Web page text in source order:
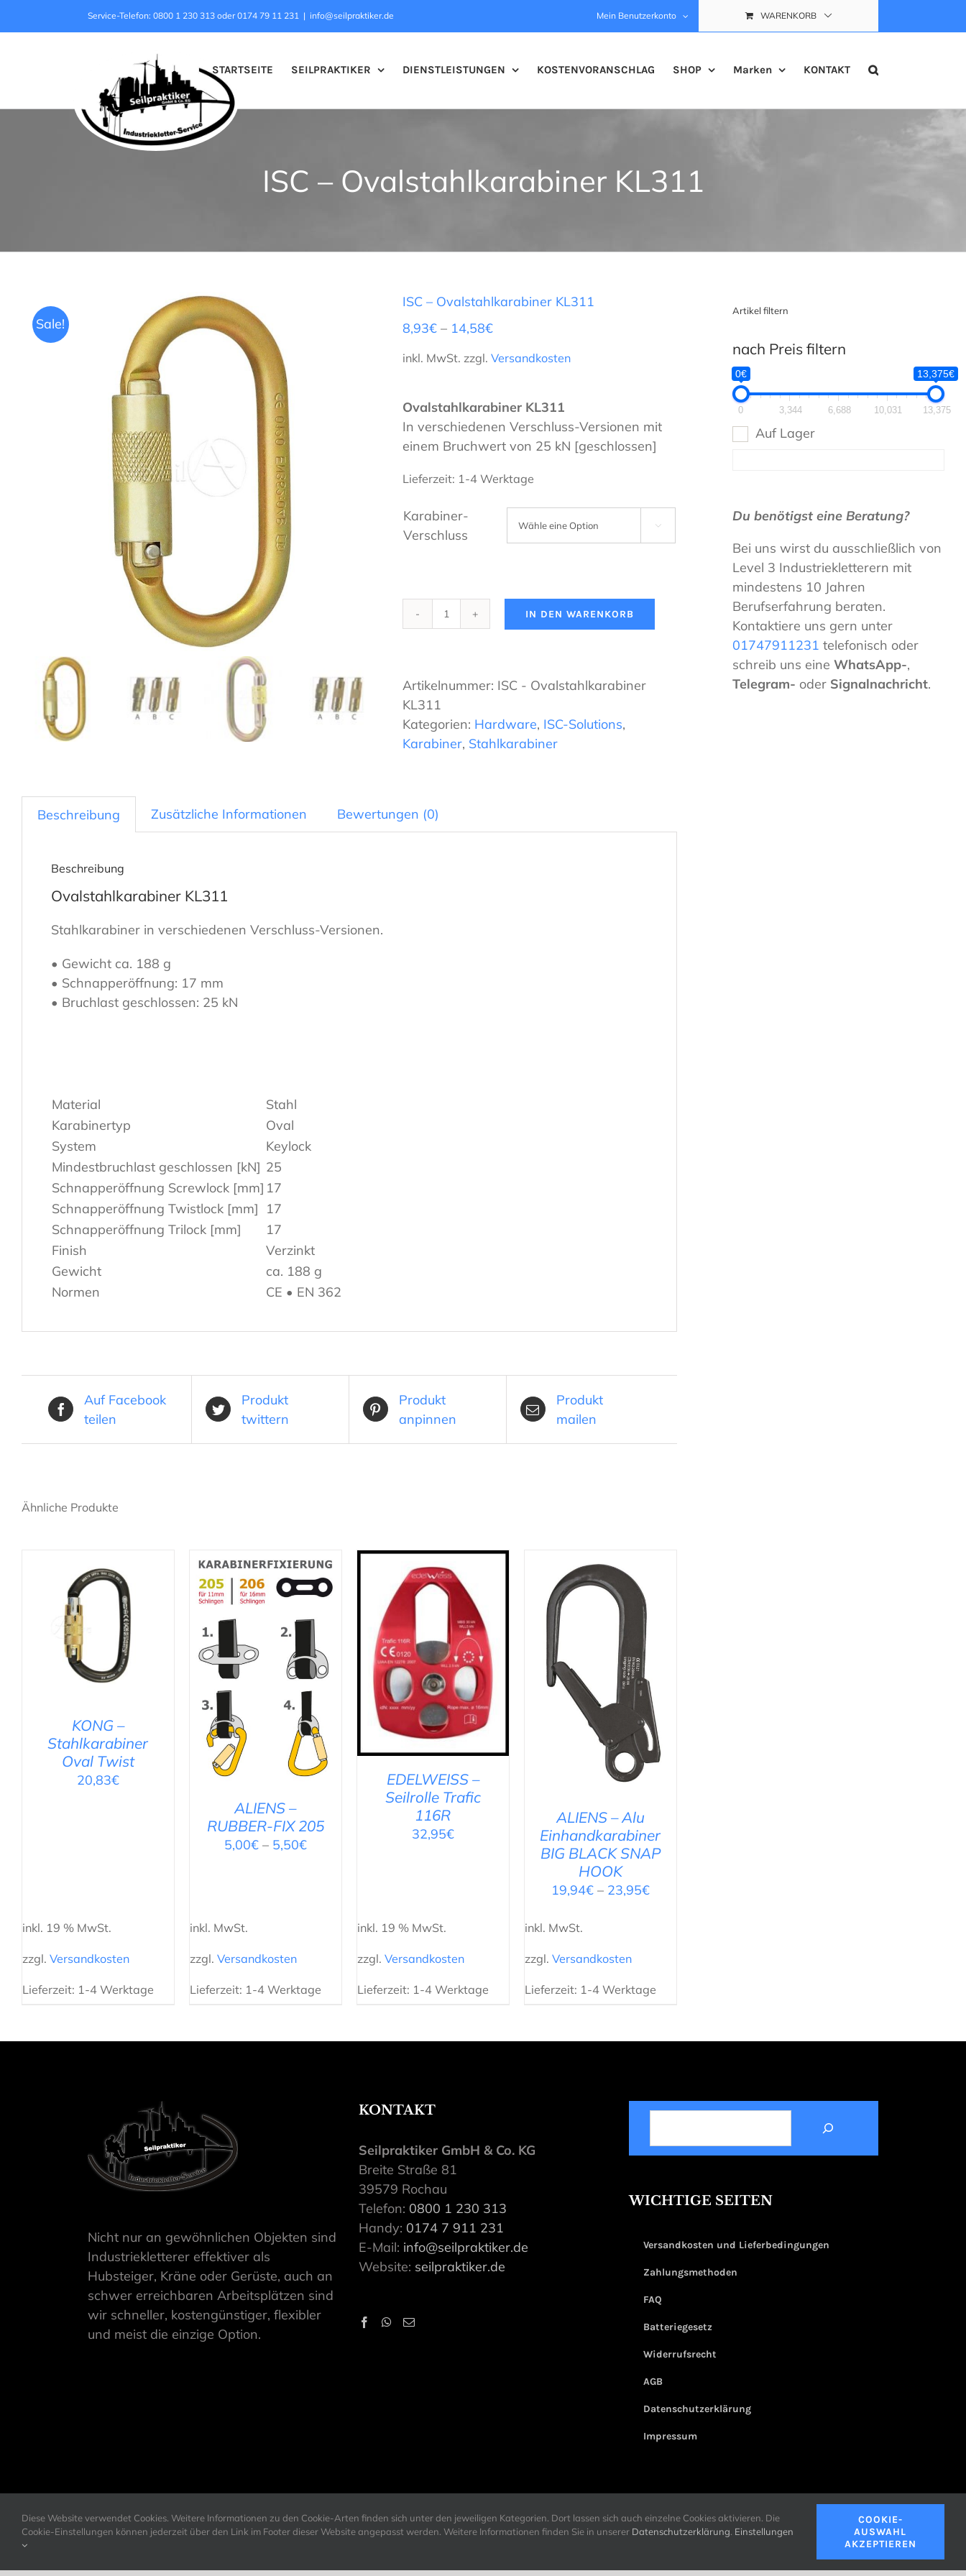
Inhalt
Service-Telefon: 0800 1 230 313 oder 0174 79 11 231 | info@seilpraktiker.de Mein Benutzerkonto WARENKORB
STARTSEITE SEILPRAKTIKER DIENSTLEISTUNGEN KOSTENVORANSCHLAG SHOP Marken KONTAKT
ISC – Ovalstahlkarabiner KL311
Sale!
ISC – Ovalstahlkarabiner KL311
8,93€ – 14,58€
inkl. MwSt. zzgl. Versandkosten
Ovalstahlkarabiner KL311
In verschiedenen Verschluss-Versionen mit
einem Bruchwert von 25 kN [geschlossen]
Lieferzeit: 1-4 Werktage
Karabiner-
Verschluss

ISC
KL311
IN DEN WARENKORB
Artikelnummer: ISC - Ovalstahlkarabiner
KL311
Kategorien: Hardware, ISC-Solutions,
Karabiner, Stahlkarabiner
Beschreibung Zusätzliche Informationen Bewertungen (0)
Beschreibung
Ovalstahlkarabiner KL311
Stahlkarabiner in verschiedenen Verschluss-Versionen.
• Gewicht ca. 188 g
• Schnapperöffnung: 17 mm
• Bruchlast geschlossen: 25 kN
Material
Stahl
Karabinertyp
Oval
System
Keylock
Mindestbruchlast geschlossen [kN] 25
Schnapperöffnung Screwlock [mm] 17
Schnapperöffnung Twistlock [mm]
17
Schnapperöffnung Trilock [mm]
17
Finish
Verzinkt
Gewicht
ca. 188 g
Normen
CE • EN 362
Auf Facebook
teilen
Produkt
twittern
Produkt
anpinnen
Produkt
mailen
Ähnliche Produkte
IN DEN WARENKORB
DETAILS
KONG –
Stahlkarabiner
Oval Twist
20,83€
inkl. 19 % MwSt.
zzgl. Versandkosten
Lieferzeit: 1-4 Werktage
AUSFÜHRUNG WÄHLEN
DETAILS
ALIENS –
RUBBER-FIX 205
5,00€– 5,50€
inkl. MwSt.
zzgl. Versandkosten
Lieferzeit: 1-4 Werktage
IN DEN WARENKORB
/
DETAILS
EDELWEISS –
Seilrolle Trafic
116R
32,95€
inkl. 19 % MwSt.
zzgl. Versandkosten
Lieferzeit: 1-4 Werktage
AUSFÜHRUNG WÄHLEN
/
DETAILS
ALIENS – Alu
Einhandkarabiner
BIG BLACK SNAP
HOOK
19,94€– 23,95€
inkl. MwSt.
zzgl. Versandkosten
Lieferzeit: 1-4 Werktage
Artikel filtern
nach Preis filtern
0€ 13,375€
0 3,344 6,688 10,031 13,375
Auf Lager
Du benötigst eine Beratung?
Bei uns wirst du ausschließlich von
Level 3 Industriekletterern mit
mindestens 10 Jahren
Berufserfahrung beraten.
Kontaktiere uns gern unter
01747911231 telefonisch oder
schreib uns eine WhatsApp-,
Telegram- oder Signalnachricht.
Nicht nur an gewöhnlichen Objekten sind
Industriekletterer effektiver als
Hubsteiger, Kräne oder Gerüste, auch an
schwer erreichbaren Arbeitsplätzen sind
wir schneller, kostengünstiger, flexibler
und meist die einzige Option.
KONTAKT
Seilpraktiker GmbH & Co. KG
Breite Straße 81
39579 Rochau
Telefon: 0800 1 230 313
Handy: 0174 7 911 231
E-Mail: info@seilpraktiker.de
Website: seilpraktiker.de
SUCHEN
WICHTIGE SEITEN
Versandkosten und Lieferbedingungen
Zahlungsmethoden
FAQ
Batteriegesetz
Widerrufsrecht
AGB
Datenschutzerklärung
Impressum
Diese Website verwendet Cookies. Weitere Informationen zu den Cookie-Arten finden sich unter den jeweiligen Kategorien. Dort lassen sich auch einzelne Cookies aktivieren. Die
Cookie-Einstellungen können jederzeit über den Link im Footer dieser Website angepasst werden. Weitere Informationen finden Sie in unserer Datenschutzerklärung. Einstellungen
COOKIE-
AUSWAHL
AKZEPTIEREN